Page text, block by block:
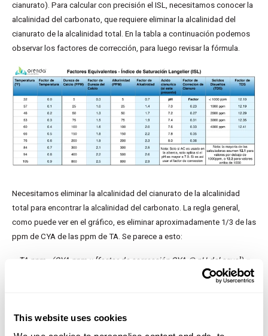
This website uses cookies
cianurato). Para calcular con precisión el ISL, necesitamos conocer la
alcalinidad del carbonato, que requiere eliminar la alcalinidad del
cianurato de la alcalinidad total. En la tabla a continuación podemos
observar los factores de corrección, para luego revisar la fórmula.
Necesitamos eliminar la alcalinidad del cianurato de la alcalinidad
total para encontrar la alcalinidad del carbonato. La regla general,
como puede ver en el gráfico, es eliminar aproximadamente 1/3 de las
ppm de CYA de las ppm de TA. Se parece a esto:
TA ppm - (CYA ppm x [factor de corrección CYA @ pH del agua]) =
TA ppm - (CYA ppm ÷ 3) = Alcalinidad de carbonatos